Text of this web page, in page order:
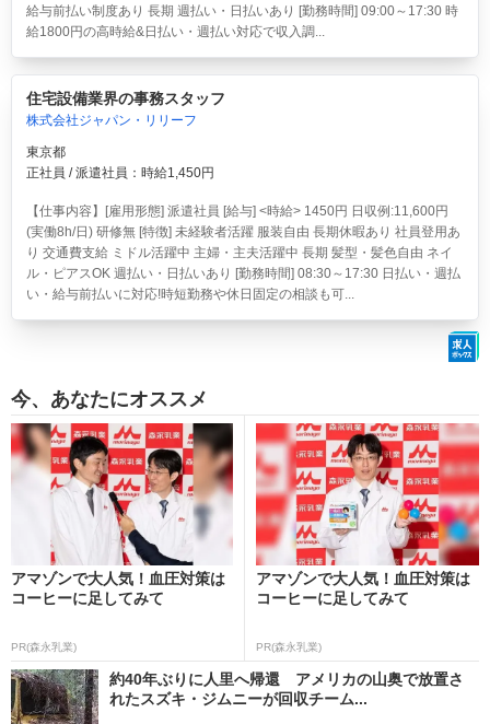
給与前払い制度あり 長期 週払い・日払いあり [勤務時間] 09:00～17:30 時
給1800円の高時給&日払い・週払い対応で収入調...
住宅設備業界の事務スタッフ
株式会社ジャパン・リリーフ
東京都
正社員 / 派遣社員：時給1,450円
【仕事内容】[雇用形態] 派遣社員 [給与] <時給> 1450円 日収例:11,600円
(実働8h/日) 研修無 [特徴] 未経験者活躍 服装自由 長期休暇あり 社員登用あ
り 交通費支給 ミドル活躍中 主婦・主夫活躍中 長期 髪型・髪色自由 ネイ
ル・ピアスOK 週払い・日払いあり [勤務時間] 08:30～17:30 日払い・週払
い・給与前払いに対応!時短勤務や休日固定の相談も可...
今、あなたにオススメ
アマゾンで大人気！血圧対策は
コーヒーに足してみて
PR(森永乳業)
アマゾンで大人気！血圧対策は
コーヒーに足してみて
PR(森永乳業)
約40年ぶりに人里へ帰還 アメリカの山奥で放置さ
れたスズキ・ジムニーが回収チーム...